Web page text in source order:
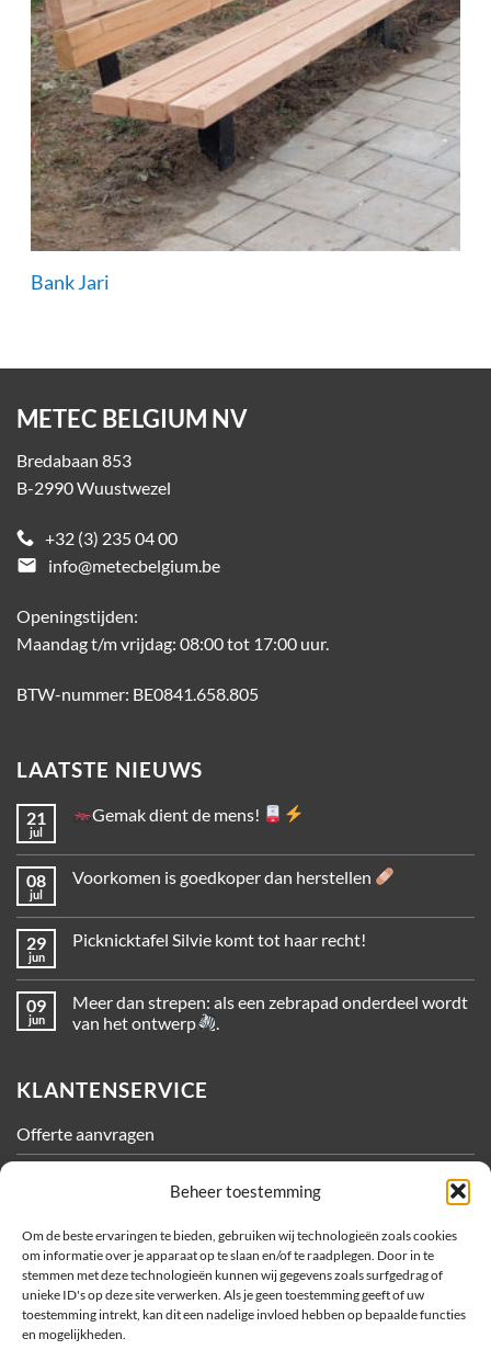
Beheer toestemming
Om de beste ervaringen te bieden, gebruiken wij technologieën zoals cookies
om informatie over je apparaat op te slaan en/of te raadplegen. Door in te
stemmen met deze technologieën kunnen wij gegevens zoals surfgedrag of
unieke ID's op deze site verwerken. Als je geen toestemming geeft of uw
toestemming intrekt, kan dit een nadelige invloed hebben op bepaalde functies
en mogelijkheden.
Bank Jari
METEC BELGIUM NV
Bredabaan 853
B-2990 Wuustwezel
+32 (3) 235 04 00
email
info@metecbelgium.be
Openingstijden:
Maandag t/m vrijdag: 08:00 tot 17:00 uur.
BTW-nummer: BE0841.658.805
LAATSTE NIEUWS
21
jul
Gemak dient de mens!
08
jul
Voorkomen is goedkoper dan herstellen
29
jun
Picknicktafel Silvie komt tot haar recht!
09
jun
Meer dan strepen: als een zebrapad onderdeel wordt
van het ontwerp
KLANTENSERVICE
Offerte aanvragen
Privacy
Cookiebeleid